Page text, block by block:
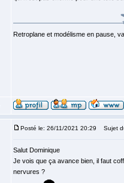
Retroplane et modélisme en pause,
Posté le: 26/11/2021 20:29 Sujet
Salut Dominique
Je vois que ça avance bien, il faut
nervures ?